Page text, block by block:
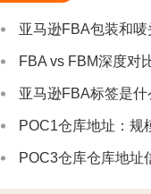
亚马逊FBA包装和唛头（贴标签）要求
FBA vs FBM深度对比：2025年卖家该如何选择
亚马逊FBA标签是什么？手把手教你设置与
POC1仓库地址：规模、地
POC3仓库仓库地址